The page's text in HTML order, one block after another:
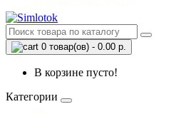
0 товар(ов) - 0.00 р.
В корзине пусто!
Категории